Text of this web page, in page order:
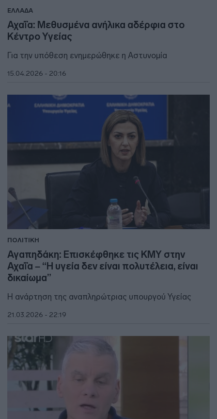
ΕΛΛΑΔΑ
Αχαΐα: Μεθυσμένα ανήλικα αδέρφια στο
Κέντρο Υγείας
Για την υπόθεση ενημερώθηκε η Αστυνομία
15.04.2026 - 20:16
ΠΟΛΙΤΙΚΗ
Αγαπηδάκη: Επισκέφθηκε τις ΚΜΥ στην
Αχαΐα – “Η υγεία δεν είναι πολυτέλεια, είναι
δικαίωμα”
Η ανάρτηση της αναπληρώτριας υπουργού Υγείας
21.03.2026 - 22:19